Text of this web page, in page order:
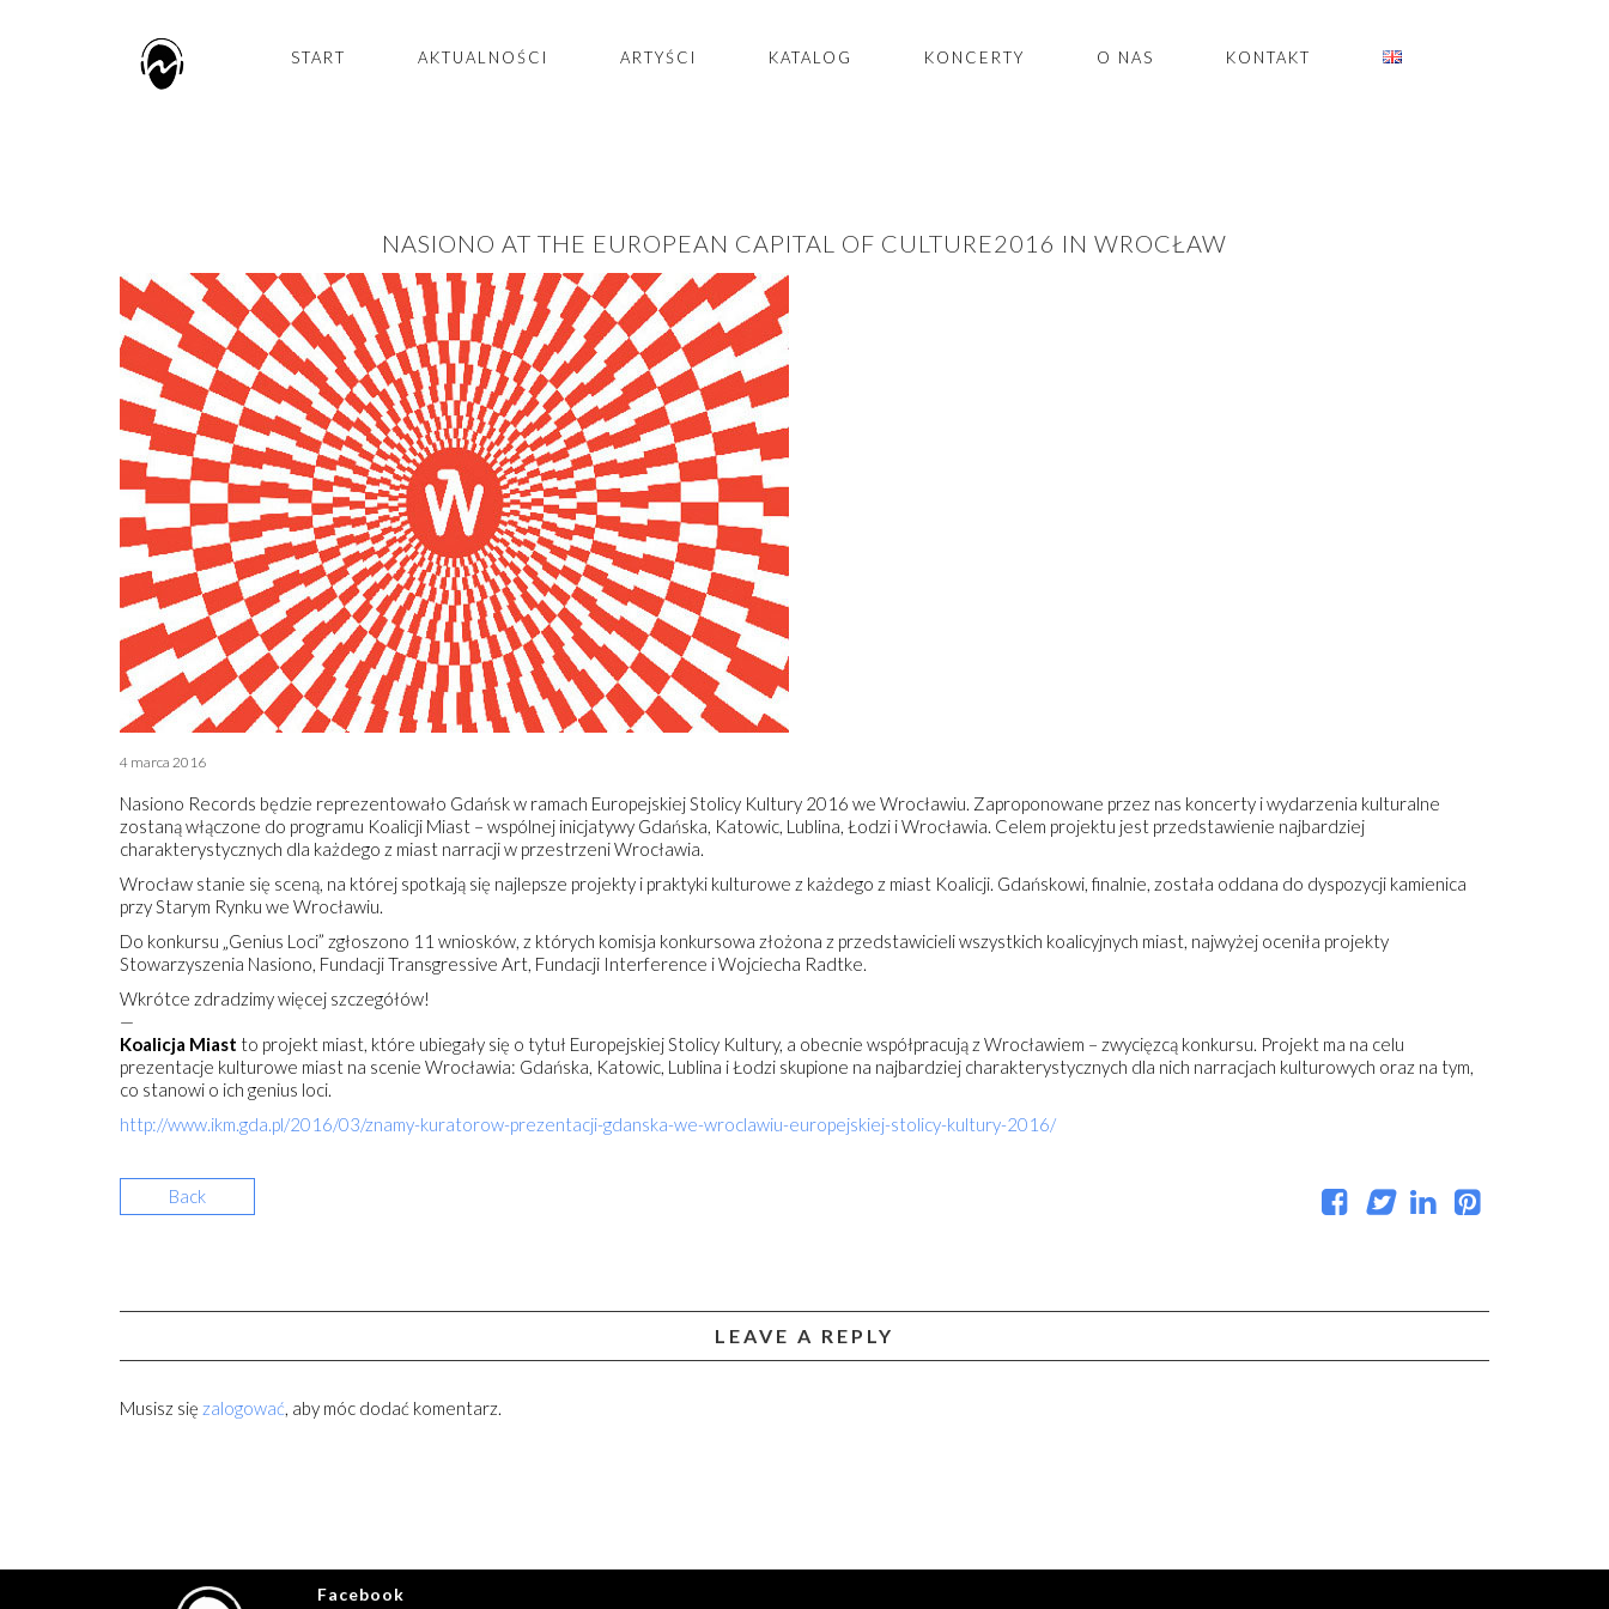
START AKTUALNOŚCI ARTYŚCI KATALOG KONCERTY O NAS KONTAKT
NASIONO AT THE EUROPEAN CAPITAL OF CULTURE2016 IN WROCŁAW
4 marca 2016
Nasiono Records będzie reprezentowało Gdańsk w ramach Europejskiej Stolicy Kultury 2016 we Wrocławiu. Zaproponowane przez nas koncerty i wydarzenia kulturalne
zostaną włączone do programu Koalicji Miast – wspólnej inicjatywy Gdańska, Katowic, Lublina, Łodzi i Wrocławia. Celem projektu jest przedstawienie najbardziej
charakterystycznych dla każdego z miast narracji w przestrzeni Wrocławia.
Wrocław stanie się sceną, na której spotkają się najlepsze projekty i praktyki kulturowe z każdego z miast Koalicji. Gdańskowi, finalnie, została oddana do dyspozycji kamienica
przy Starym Rynku we Wrocławiu.
Do konkursu „Genius Loci” zgłoszono 11 wniosków, z których komisja konkursowa złożona z przedstawicieli wszystkich koalicyjnych miast, najwyżej oceniła projekty
Stowarzyszenia Nasiono, Fundacji Transgressive Art, Fundacji Interference i Wojciecha Radtke.
Wkrótce zdradzimy więcej szczegółów!
—
Koalicja Miast to projekt miast, które ubiegały się o tytuł Europejskiej Stolicy Kultury, a obecnie współpracują z Wrocławiem – zwycięzcą konkursu. Projekt ma na celu
prezentacje kulturowe miast na scenie Wrocławia: Gdańska, Katowic, Lublina i Łodzi skupione na najbardziej charakterystycznych dla nich narracjach kulturowych oraz na tym,
co stanowi o ich genius loci.
http://www.ikm.gda.pl/2016/03/znamy-kuratorow-prezentacji-gdanska-we-wroclawiu-europejskiej-stolicy-kultury-2016/
Back
LEAVE A REPLY
Musisz się zalogować, aby móc dodać komentarz.
Facebook